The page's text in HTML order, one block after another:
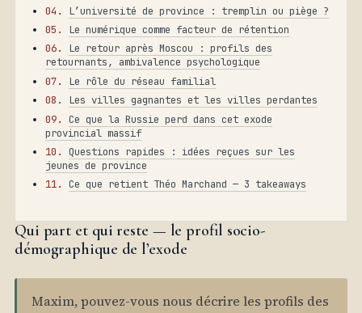
L’université de province : tremplin ou piège ?
Le numérique comme facteur de rétention
Le retour après Moscou : profils des
retournants, ambivalence psychologique
Le rôle du réseau familial
Les villes gagnantes et les villes perdantes
Ce que la Russie perd dans cet exode
provincial massif
Questions rapides : idées reçues sur les
jeunes de province
Ce que retient Théo Marchand — 3 takeaways
Qui part et qui reste — le profil socio-
démographique de l’exode
Maxim, pouvez-vous nous décrire les profils des